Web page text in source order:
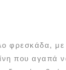
φρεσκάδα, με
που αγαπά